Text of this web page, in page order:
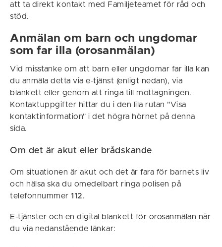
att ta direkt kontakt med Familjeteamet för råd och
stöd.
Anmälan om barn och ungdomar
som far illa (orosanmälan)
Vid misstanke om att barn eller ungdomar far illa kan
du anmäla detta via e-tjänst (enligt nedan), via
blankett eller genom att ringa till mottagningen.
Kontaktuppgifter hittar du i den lila rutan "Visa
kontaktinformation" i det högra hörnet på denna
sida.
Om det är akut eller brådskande
Om situationen är akut och det är fara för barnets liv
och hälsa ska du omedelbart ringa polisen på
telefonnummer 112.
E-tjänster och en digital blankett för orosanmälan når
du via nedanstående länkar: